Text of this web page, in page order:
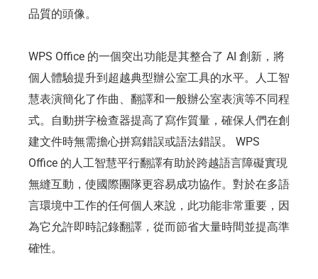
品質的頭像。
WPS Office 的一個突出功能是其整合了 AI 創新，將
個人體驗提升到超越典型辦公室工具的水平。人工智
慧表演簡化了作曲、翻譯和一般辦公室表演等不同程
式。自動拼字檢查器提高了寫作質量，確保人們在創
建文件時無需擔心拼寫錯誤或語法錯誤。 WPS
Office 的人工智慧平行翻譯有助於跨越語言障礙實現
無縫互動，使國際團隊更容易成功協作。對於在多語
言環境中工作的任何個人來說，此功能非常重要，因
為它允許即時記錄翻譯，從而節省大量時間並提高準
確性。